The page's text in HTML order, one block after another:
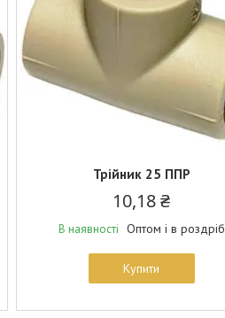
Трійник 25 ППР
10,18 ₴
В наявності Оптом і в роздріб
Купити